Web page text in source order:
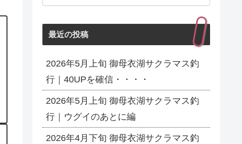
最近の投稿
2026年5月上旬 御母衣湖サクラマス釣
行｜40UPを確信・・・・
2026年5月上旬 御母衣湖サクラマス釣
行｜ウグイのあとに編
2026年4月下旬 御母衣湖サクラマス釣